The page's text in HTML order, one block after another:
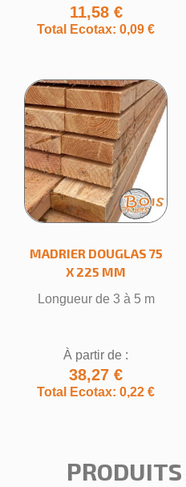
11,58 €
Total Ecotax: 0,09 €
MADRIER DOUGLAS 75
X 225 MM
Longueur de 3 à 5 m
À partir de :
38,27 €
Total Ecotax: 0,22 €
PRODUITS